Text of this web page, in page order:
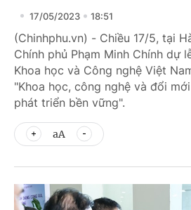
17/05/2023 18:51
(Chinhphu.vn) - Chiều 17/5, tại
Chính phủ Phạm Minh Chính dự
Khoa học và Công nghệ Việt
"Khoa học, công nghệ và đổi
phát triển bền vững".
aA